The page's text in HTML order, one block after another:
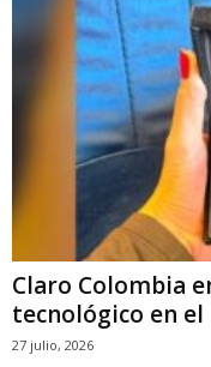
Claro Colombia
tecnológico en el
27 julio, 2026